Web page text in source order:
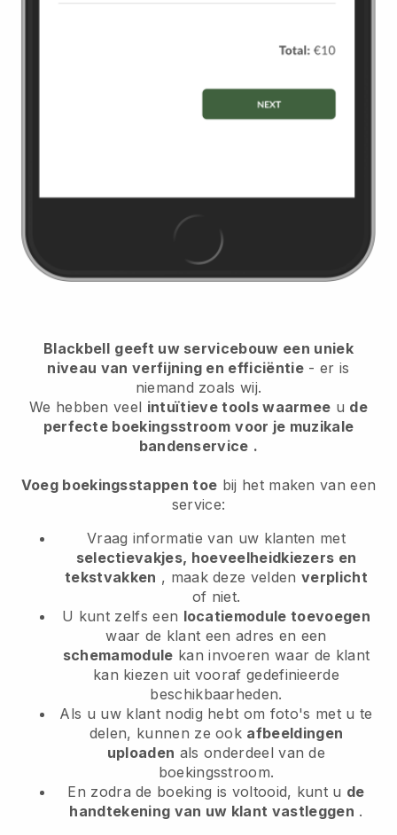
Blackbell geeft uw servicebouw een uniek
niveau van verfijning en efficiëntie- er is
niemand zoals wij.
We hebben veel intuïtieve tools waarmee u de
perfecte boekingsstroom voor je muzikale
bandenservice .
Voeg boekingsstappen toe bij het maken van een
service:
Vraag informatie van uw klanten met
selectievakjes, hoeveelheidkiezers en
tekstvakken , maak deze veldenverplicht
of niet.
U kunt zelfs een locatiemodule toevoegen
waar de klant een adres en een
schemamodule kan invoeren waar de klant
kan kiezen uit vooraf gedefinieerde
beschikbaarheden.
Als u uw klant nodig hebt om foto's met u te
delen, kunnen ze ook afbeeldingen
uploaden als onderdeel van de
boekingsstroom.
En zodra de boeking is voltooid, kunt u de
handtekening van uw klant vastleggen .